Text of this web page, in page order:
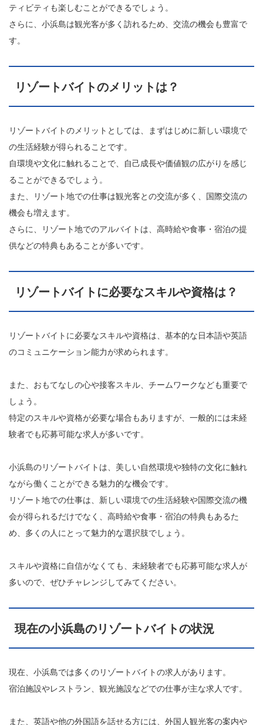
ティビティも楽しむことができるでしょう。
さらに、小浜島は観光客が多く訪れるため、交流の機会も豊富で
す。
リゾートバイトのメリットは？
リゾートバイトのメリットとしては、まずはじめに新しい環境で
の生活経験が得られることです。
自環境や文化に触れることで、自己成長や価値観の広がりを感じ
ることができるでしょう。
また、リゾート地での仕事は観光客との交流が多く、国際交流の
機会も増えます。
さらに、リゾート地でのアルバイトは、高時給や食事・宿泊の提
供などの特典もあることが多いです。
リゾートバイトに必要なスキルや資格は？
リゾートバイトに必要なスキルや資格は、基本的な日本語や英語
のコミュニケーション能力が求められます。
また、おもてなしの心や接客スキル、チームワークなども重要で
しょう。
特定のスキルや資格が必要な場合もありますが、一般的には未経
験者でも応募可能な求人が多いです。
小浜島のリゾートバイトは、美しい自然環境や独特の文化に触れ
ながら働くことができる魅力的な機会です。
リゾート地での仕事は、新しい環境での生活経験や国際交流の機
会が得られるだけでなく、高時給や食事・宿泊の特典もあるた
め、多くの人にとって魅力的な選択肢でしょう。
スキルや資格に自信がなくても、未経験者でも応募可能な求人が
多いので、ぜひチャレンジしてみてください。
現在の小浜島のリゾートバイトの状況
現在、小浜島では多くのリゾートバイトの求人があります。
宿泊施設やレストラン、観光施設などでの仕事が主な求人です。
また、英語や他の外国語を話せる方には、外国人観光客の案内や